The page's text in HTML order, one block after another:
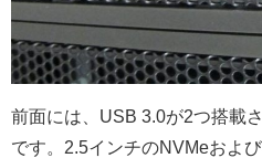
前面には、USB 3.0が2つ搭載
です。2.5インチのNVMeおよ